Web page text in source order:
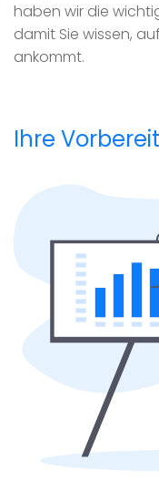
haben wir die
damit Sie wissen,
ankommt.
Ihre